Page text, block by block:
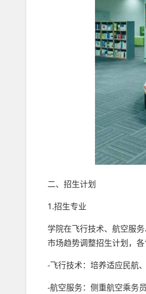
二、招生计划
1.招生专业
学院在飞行技术、航空服
市场趋势调整招生计划，各
-飞行技术：培养适应民航
-航空服务：侧重航空乘务